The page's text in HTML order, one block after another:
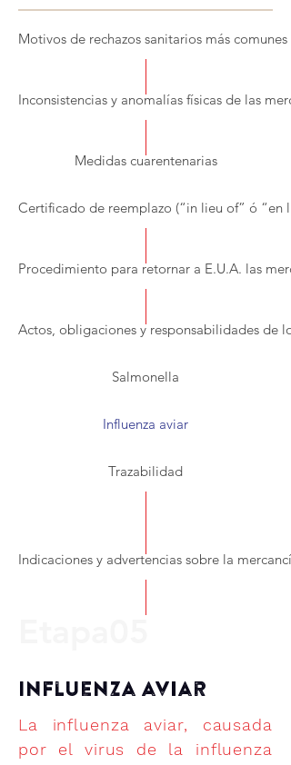
Motivos de rechazos sanitarios más comunes
Inconsistencias y anomalías físicas de las
Medidas cuarentenarias
Certificado de reemplazo (“in lieu of” ó “en
Procedimiento para retornar a E.U.A. las
Actos, obligaciones y responsabilidades de
Salmonella
Influenza aviar
Trazabilidad
Indicaciones y advertencias sobre la mercancía
Influenza aviar
La influenza aviar, causada
por el virus de la influenza